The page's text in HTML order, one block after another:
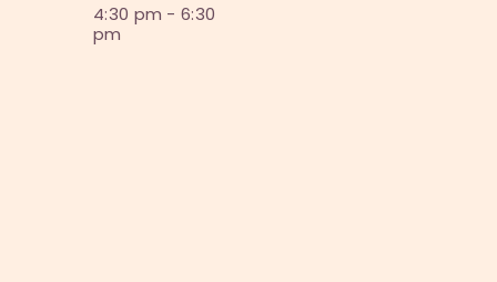
4:30 pm - 6:30
pm